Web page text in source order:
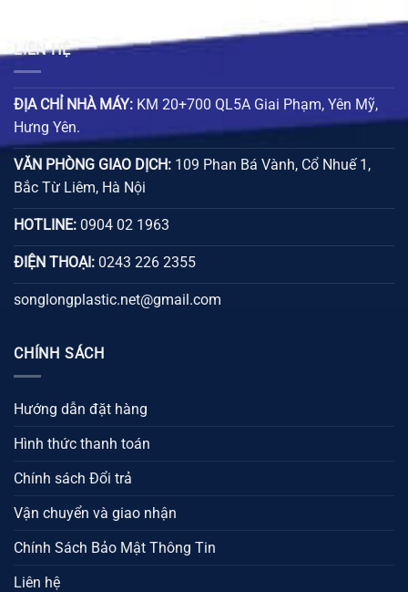
LIÊN HỆ
ĐỊA CHỈ NHÀ MÁY: KM 20+700 QL5A Giai Phạm, Yên Mỹ,
Hưng Yên.
VĂN PHÒNG GIAO DỊCH: 109 Phan Bá Vành, Cổ Nhuế 1,
Bắc Từ Liêm, Hà Nội
HOTLINE: 0904 02 1963
ĐIỆN THOẠI: 0243 226 2355
songlongplastic.net@gmail.com
CHÍNH SÁCH
Hướng dẫn đặt hàng
Hình thức thanh toán
Chính sách Đổi trả
Vận chuyển và giao nhận
Chính Sách Bảo Mật Thông Tin
Liên hệ